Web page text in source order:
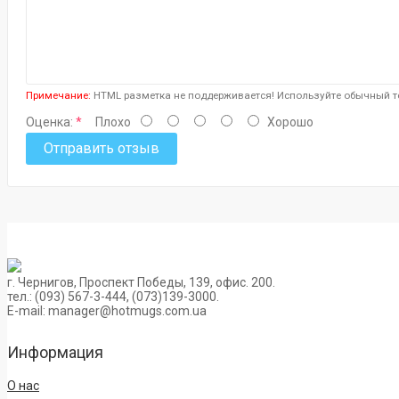
Примечание: HTML разметка не поддерживается! Используйте обычный
Оценка: Плохо Хорошо
Отправить отзыв
г. Чернигов, Проспект Победы, 139, офис. 200.
тел.: (093) 567-3-444, (073)139-3000.
E-mail: manager@hotmugs.com.ua
Информация
О нас